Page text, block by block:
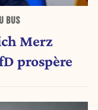
BUS
Merz
prospère